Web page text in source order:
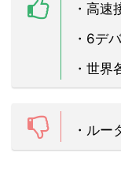
・高速
・6デ
・世
・ルー